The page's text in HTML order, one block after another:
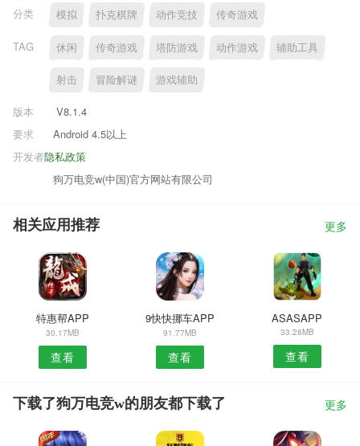
分类
模拟 扑克棋牌 动作竞技 传奇游戏
TAG 休闲 传奇游戏 塔防游戏 动作游戏 辅助工具
射击 冒险解谜 游戏辅助
版本
V8.1.4
要求
Android 4.5以上
隐私政策
开发者
狗万电竞w(中国)官方网站有限公司
相关应用推荐 更多
特惠帮APP
30.17MB
查看
9快快挪车APP
91.77MB
查看
ASASAPP
33.28MB
查看
下载了狗万电竞w的朋友都下载了 更多